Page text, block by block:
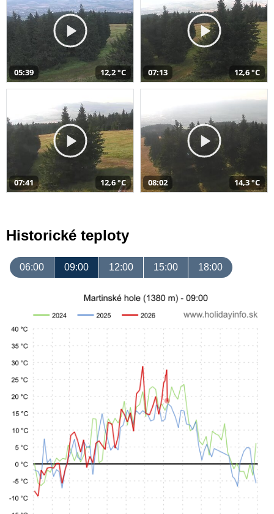
05:39 12,2 °C 07:13 12,6 °C
07:41 12,6 °C 08:02 14,3 °C
Historické teploty
06:00 09:00 12:00 15:00 18:00